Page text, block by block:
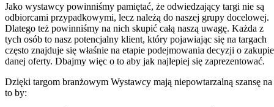
Jako wystawcy powinniśmy pamiętać, że odwiedzający targi nie są
odbiorcami przypadkowymi, lecz należą do naszej grupy docelowej.
Dlatego też powinniśmy na nich skupić całą naszą uwagę. Każda z
tych osób to nasz potencjalny klient, który pojawiając się na targach
często znajduje się właśnie na etapie podejmowania decyzji o zakupie
danej oferty. Dbajmy więc o to aby jak najlepiej się zaprezentować.
Dzięki targom branżowym Wystawcy mają niepowtarzalną szansę na
to by: